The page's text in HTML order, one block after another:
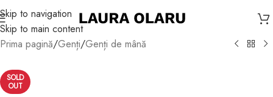
Skip to navigation
Skip to main content
Prima pagină/Genți/Genți de mână
SOLD
OUT